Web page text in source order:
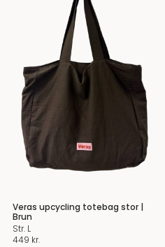
Veras upcycling totebag stor |
Brun
Str. L
449 kr.